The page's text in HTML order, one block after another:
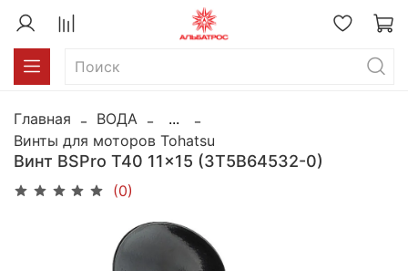
Главная ВОДА
...
Винты для моторов Tohatsu
Винт BSPro T40 11x15 (3T5B64532-0)
(0)